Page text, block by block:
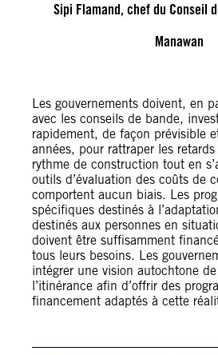
Sipi Flamand, chef du Conseil
Manawan
Les gouvernements doivent, en
avec les conseils de bande,
rapidement, de façon prévisible
années, pour rattraper les
rythme de construction tout en
outils d’évaluation des coûts de
comportent aucun biais. Les
spécifiques destinés à
destinés aux personnes en
doivent être suffisamment
tous leurs besoins. Les
intégrer une vision autochtone
l’itinérance afin d’offrir des
financement adaptés à cette